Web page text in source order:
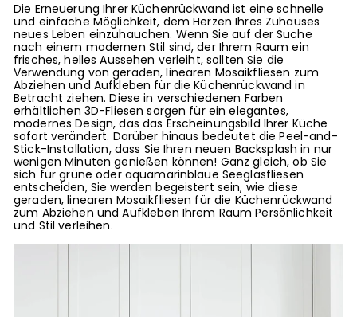
Die Erneuerung Ihrer Küchenrückwand ist eine schnelle
und einfache Möglichkeit, dem Herzen Ihres Zuhauses
neues Leben einzuhauchen. Wenn Sie auf der Suche
nach einem modernen Stil sind, der Ihrem Raum ein
frisches, helles Aussehen verleiht, sollten Sie die
Verwendung von geraden, linearen Mosaikfliesen zum
Abziehen und Aufkleben für die Küchenrückwand in
Betracht ziehen. Diese in verschiedenen Farben
erhältlichen 3D-Fliesen sorgen für ein elegantes,
modernes Design, das das Erscheinungsbild Ihrer Küche
sofort verändert. Darüber hinaus bedeutet die Peel-and-
Stick-Installation, dass Sie Ihren neuen Backsplash in nur
wenigen Minuten genießen können! Ganz gleich, ob Sie
sich für grüne oder aquamarinblaue Seeglasfliesen
entscheiden, Sie werden begeistert sein, wie diese
geraden, linearen Mosaikfliesen für die Küchenrückwand
zum Abziehen und Aufkleben Ihrem Raum Persönlichkeit
und Stil verleihen.